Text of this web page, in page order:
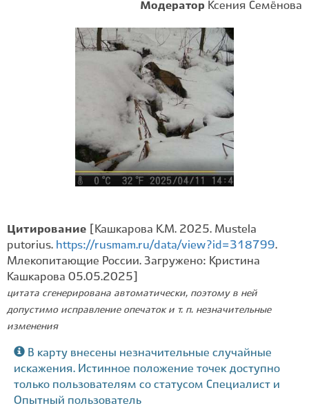
Модератор Ксения Семёнова
Цитирование
[Кашкарова К.М. 2025. Mustela
putorius. https://rusmam.ru/data/view?id=318799.
Млекопитающие России. Загружено: Кристина
Кашкарова 05.05.2025]
цитата сгенерирована автоматически, поэтому в ней
допустимо исправление опечаток и т. п. незначительные
изменения
В карту внесены незначительные случайные
искажения. Истинное положение точек доступно
только пользователям со статусом Специалист и
Опытный пользователь